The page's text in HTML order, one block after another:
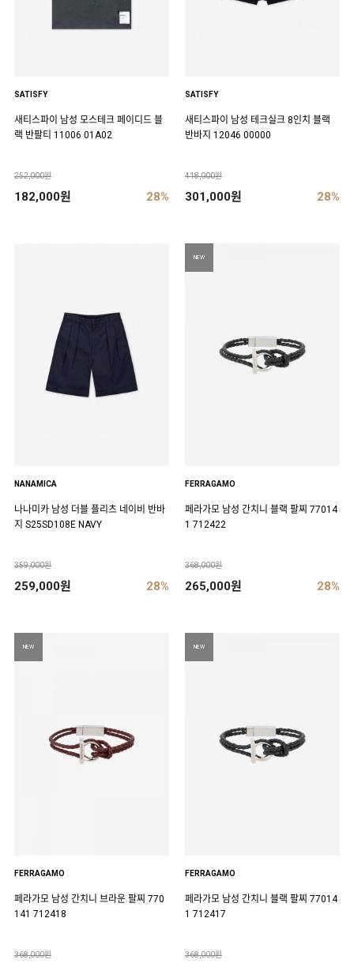
SATISFY
새티스파이 남성 모스테크 페이디드 블
랙 반팔티 11006 01A02
252,000원
182,000원 28%
SATISFY
새티스파이 남성 테크실크 8인치 블랙
반바지 12046 00000
418,000원
301,000원 28%
NANAMICA
나나미카 남성 더블 플리츠 네이비 반바
지 S25SD108E NAVY
359,000원
259,000원 28%
NEW
FERRAGAMO
페라가모 남성 간치니 블랙 팔찌 77014
1 712422
368,000원
265,000원 28%
NEW
FERRAGAMO
페라가모 남성 간치니 브라운 팔찌 770
141 712418
368,000원
NEW
FERRAGAMO
페라가모 남성 간치니 블랙 팔찌 77014
1 712417
368,000원